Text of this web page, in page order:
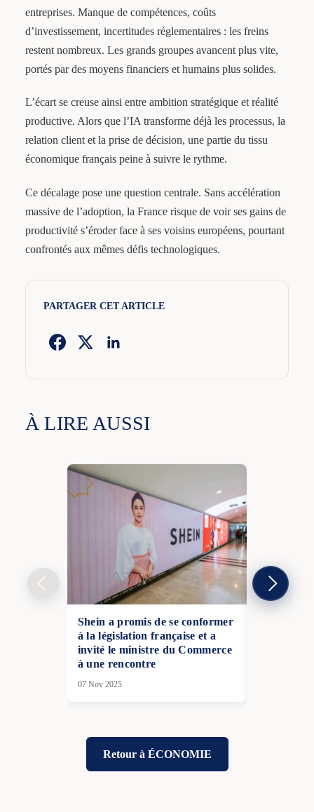
entreprises. Manque de compétences, coûts
d’investissement, incertitudes réglementaires : les freins
restent nombreux. Les grands groupes avancent plus vite,
portés par des moyens financiers et humains plus solides.
L’écart se creuse ainsi entre ambition stratégique et réalité
productive. Alors que l’IA transforme déjà les processus, la
relation client et la prise de décision, une partie du tissu
économique français peine à suivre le rythme.
Ce décalage pose une question centrale. Sans accélération
massive de l’adoption, la France risque de voir ses gains de
productivité s’éroder face à ses voisins européens, pourtant
confrontés aux mêmes défis technologiques.
PARTAGER CET ARTICLE
À LIRE AUSSI
Shein a promis de se conformer
à la législation française et a
invité le ministre du Commerce
à une rencontre
07 Nov 2025
Retour à ÉCONOMIE